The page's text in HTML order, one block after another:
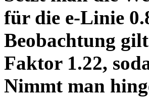
für die e-Linie
Beobachtung
Faktor 1.22,
Nimmt man